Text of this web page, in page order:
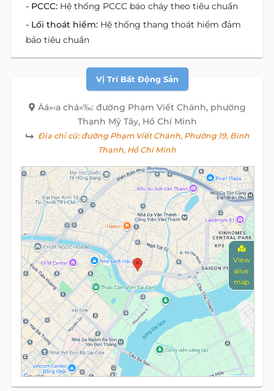
- PCCC: Hệ thống PCCC báo cháy theo tiêu chuẩn
- Lối thoát hiểm: Hệ thống thang thoát hiểm đảm
bảo tiêu chuẩn
Vị Trí Bất Động Sản
Äá»‹a chá»‰: đường Phạm Viết Chánh, phường
Thạnh Mỹ Tây, Hồ Chí Minh
Địa chỉ cũ:đường Phạm Viết Chánh, Phường 19, Bình
Thạnh, Hồ Chí Minh
View
alive
map